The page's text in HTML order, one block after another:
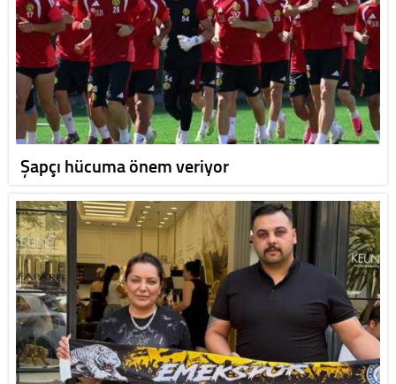
Şapçı hücuma önem veriyor